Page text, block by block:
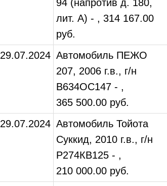
94 (напротив д. 180,
лит. А) - , 314 167.00
руб.
29.07.2024 Автомобиль ПЕЖО
207, 2006 г.в., г/н
В634ОС147 - ,
365 500.00 руб.
29.07.2024 Автомобиль Тойота
Суккид, 2010 г.в., г/н
Р274КВ125 - ,
210 000.00 руб.